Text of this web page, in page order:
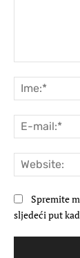
Spremite
sljedeći put